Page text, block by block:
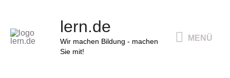
springen
lern.de
Wir machen Bildung - machen
Sie mit!
MENÜ